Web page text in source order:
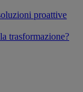
proattive
trasformazione?